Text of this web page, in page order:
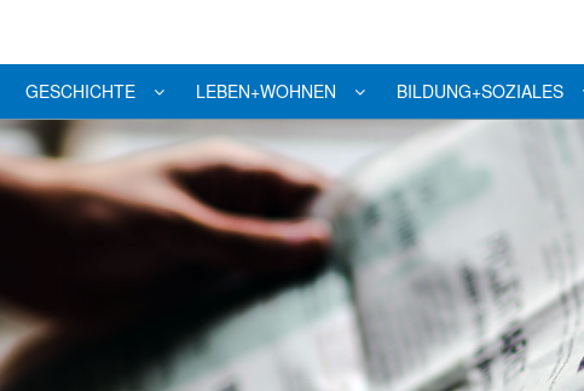
GESCHICHTE LEBEN+WOHNEN BILDUNG+SOZIALES